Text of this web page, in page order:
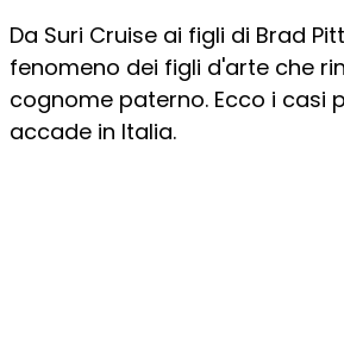
Da Suri Cruise ai figli di Brad
fenomeno dei figli d'arte che
cognome paterno. Ecco i casi
accade in Italia.